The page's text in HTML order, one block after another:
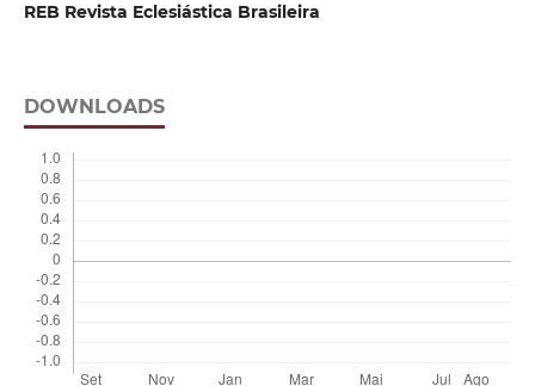
REB Revista Eclesiástica Brasileira
DOWNLOADS